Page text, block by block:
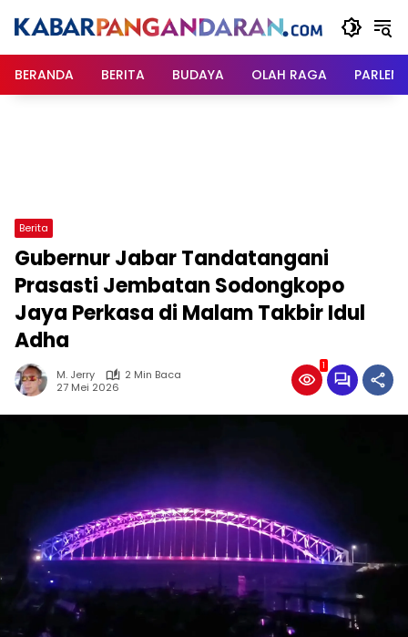
BERANDA
BERITA BUDAYA OLAH RAGA
Berita
Gubernur Jabar Tandatangani
Prasasti Jembatan Sodongkopo
Jaya Perkasa di Malam Takbir Idul
Adha
M. Jerry
2 Min Baca
27 Mei 2026
1